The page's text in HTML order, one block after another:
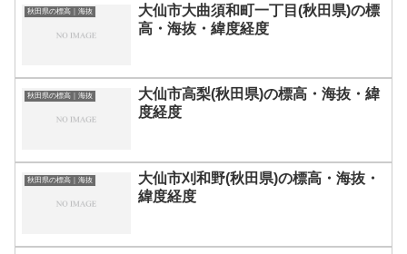
秋田県の標高｜海抜
大仙市大曲須和町一丁目(秋田県)の標
高・海抜・緯度経度
秋田県の標高｜海抜
大仙市高梨(秋田県)の標高・海抜・緯
度経度
秋田県の標高｜海抜
大仙市刈和野(秋田県)の標高・海抜・
緯度経度